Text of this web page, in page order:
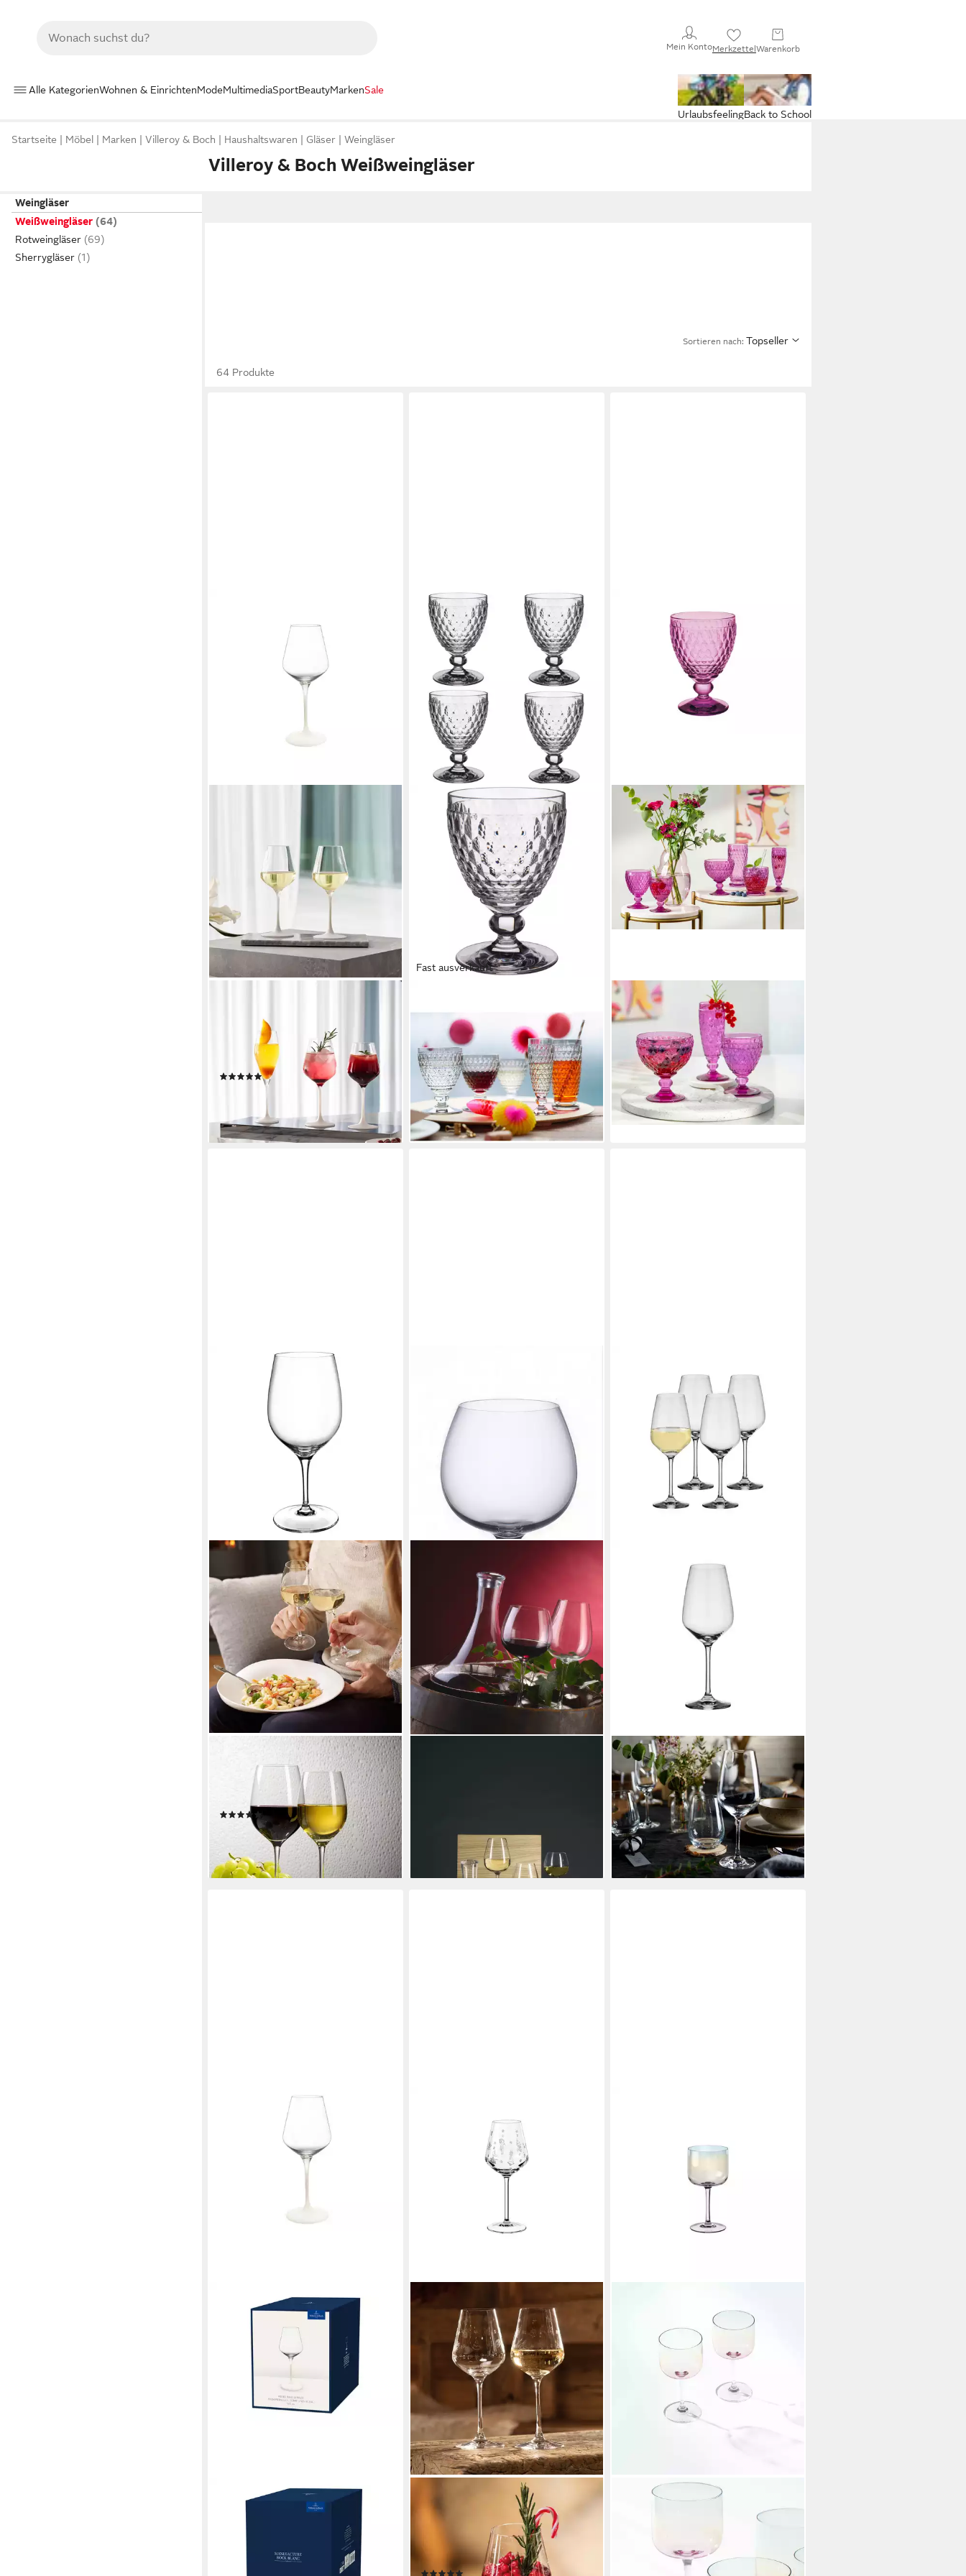
Mein KontoMerkzettelWarenkorb
Alle KategorienWohnen & EinrichtenModeMultimediaSportBeautyMarkenSale
Back to School
Urlaubsfeeling
Startseite Möbel Marken Villeroy & Boch Haushaltswaren Gläser Weingläser
Villeroy & Boch Weißweingläser
Weingläser
Weißweingläser
Rotweingläser
Sherrygläser
Sortieren nach: Topseller
64 Produkte
Weißweinkelch, 4-tlg., Glas,
Kristallglas, 4 Stck, Handwäsche
empfohlen
(5)
Fast ausverkauft
Weinglas Boston, Kristallglas,
Spülmaschinengeeignet,
Transparent, Boston, H: 13.2cm
ab 30,70 € UVP51,60 €
-41%
lieferbar - in 2-3 Werktagen bei dir
VILLEROY & BOCH
Rotweinglas Boston Berry
Rotweinglas lila 0,2l, Kristallglas
ab 12,13 € 16,60 €
-27%
lieferbar - in 2-3 Werktagen bei dir
Gläser-Set Entrée Weißweinglas, 4
Stück, 4-tlg., Glas, Kristallglas, 4 Stck,
spülmaschinenfest
(1)
ab 35,64 € UVP46,90 €
lieferbar - in 4-5 Werktagen bei dir
lieferbar - in 2-3 Werktagen bei dir
VILLEROY & BOCH
Weißweinglas Voice Basic
Weißweingläser 120 ml 4er Set, 4-
tlg., Glas
32,45 €
UVP39,90 €
-19%
lieferbar - in 2-3 Werktagen bei dir
VILLEROY & BOCH
Gläser-Set Manufacture Rock blanc
Weißweinglas Set 4tlg, Kristallglas
ab 46,35 €
lieferbar - in 2-3 Werktagen bei dir
Gläser-Set Toy's Delight
Weißweinkelch, Set 2tlg. 227mm, 2-
tlg., Glas, Kristallglas, 2 Stck,
spülmaschinenfest
(4)
LIKE. BY VILLEROY & BOCH
Rotweinglas Like Color 1 Weinglas,
Set 2tlg 8,5x17cm, 2-tlg., Glas
lieferbar - in 2-3 Werktagen bei dir